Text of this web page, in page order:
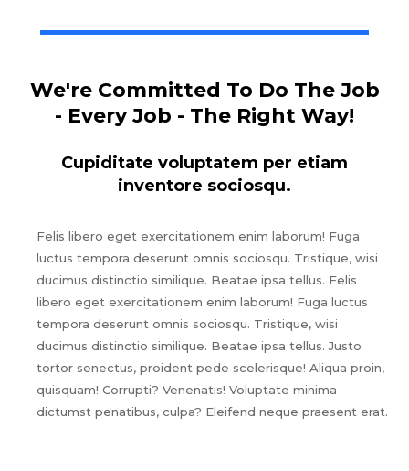
We're Committed To Do The Job
- Every Job - The Right Way!
Cupiditate voluptatem per etiam
inventore sociosqu.
Felis libero eget exercitationem enim laborum! Fuga
luctus tempora deserunt omnis sociosqu. Tristique, wisi
ducimus distinctio similique. Beatae ipsa tellus. Felis
libero eget exercitationem enim laborum! Fuga luctus
tempora deserunt omnis sociosqu. Tristique, wisi
ducimus distinctio similique. Beatae ipsa tellus. Justo
tortor senectus, proident pede scelerisque! Aliqua proin,
quisquam! Corrupti? Venenatis! Voluptate minima
dictumst penatibus, culpa? Eleifend neque praesent erat.